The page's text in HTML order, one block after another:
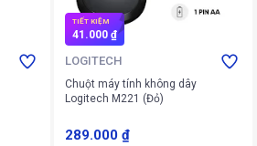
TIẾT KIỆM
41.000 ₫
LOGITECH
Chuột máy tính không dây
Logitech M221 (Đỏ)
289.000 ₫